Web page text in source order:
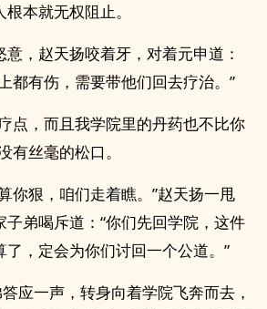
本就无权阻止。
，赵天扬咬着牙，对着元申道：
都有伤，需要带他们回去疗治。”
点，而且我学院里的丹药也不比你
有丝毫的松口。
你狠，咱们走着瞧。”赵天扬一甩
弟喝斥道：“你们先回学院，这件
，定会为你们讨回一个公道。”
应一声，转身向着学院飞奔而去，